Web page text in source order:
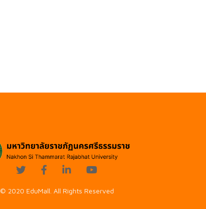
© 2020 EduMall. All Rights Reserved